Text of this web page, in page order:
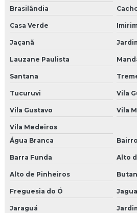
Controle de acesso control id
Controle de acesso hikvision
Controle de acesso em
Empresa de cabeamento
Empresa de câmeras e alarmes
Empresa de catraca eletrônica
Empresa cftv
Empresa cftv hikvision
Empresa de cftv em pernambuco
Brasilândia
Casa Verde Imirim
Jaçanã
Lauzane Paulista
Santana
Tucuruvi Vila
Vila Gustavo Vila
Vila Medeiros
Água Branca
Barra Funda Alto
Alto de Pinheiros
Freguesia do Ó
Jaraguá